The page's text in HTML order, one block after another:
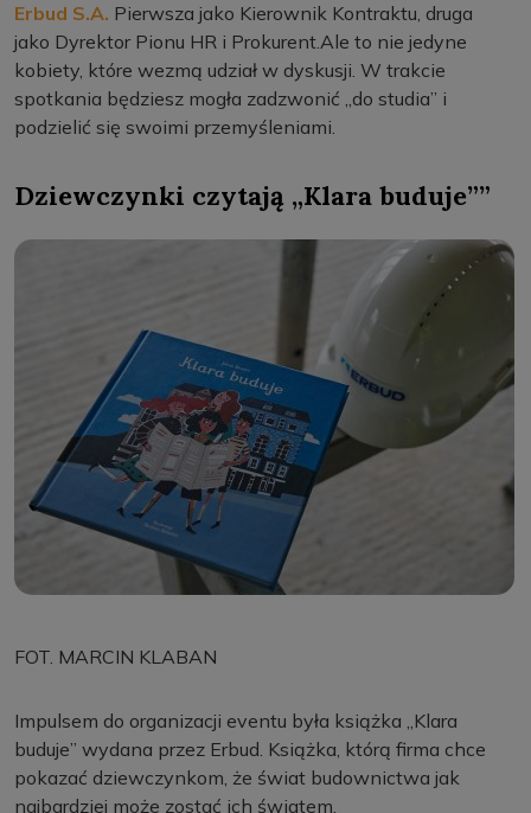
Erbud S.A. Pierwsza jako Kierownik Kontraktu, druga
jako Dyrektor Pionu HR i Prokurent.Ale to nie jedyne
kobiety, które wezmą udział w dyskusji. W trakcie
spotkania będziesz mogła zadzwonić „do studia” i
podzielić się swoimi przemyśleniami.
Dziewczynki czytają „Klara buduje””
FOT. MARCIN KLABAN
Impulsem do organizacji eventu była książka „Klara
buduje” wydana przez Erbud. Książka, którą firma chce
pokazać dziewczynkom, że świat budownictwa jak
najbardziej może zostać ich światem.